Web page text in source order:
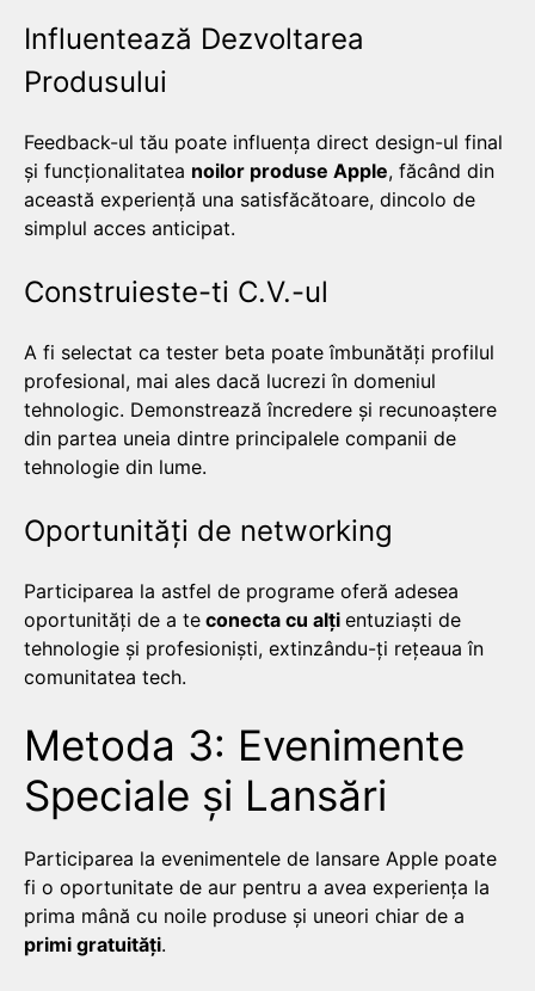
Influentează Dezvoltarea
Produsului
Feedback-ul tău poate influența direct design-ul final
și funcționalitatea noilor produse Apple, făcând din
această experiență una satisfăcătoare, dincolo de
simplul acces anticipat.
Construieste-ti C.V.-ul
A fi selectat ca tester beta poate îmbunătăți profilul
profesional, mai ales dacă lucrezi în domeniul
tehnologic. Demonstrează încredere și recunoaștere
din partea uneia dintre principalele companii de
tehnologie din lume.
Oportunități de networking
Participarea la astfel de programe oferă adesea
oportunități de a te conecta cu alți entuziaști de
tehnologie și profesioniști, extinzându-ți rețeaua în
comunitatea tech.
Metoda 3: Evenimente
Speciale și Lansări
Participarea la evenimentele de lansare Apple poate
fi o oportunitate de aur pentru a avea experiența la
prima mână cu noile produse și uneori chiar de a
primi gratuități.